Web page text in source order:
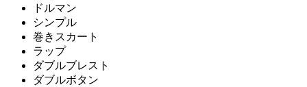
ドルマン
シンプル
巻きスカート
ラップ
ダブルブレスト
ダブルボタン